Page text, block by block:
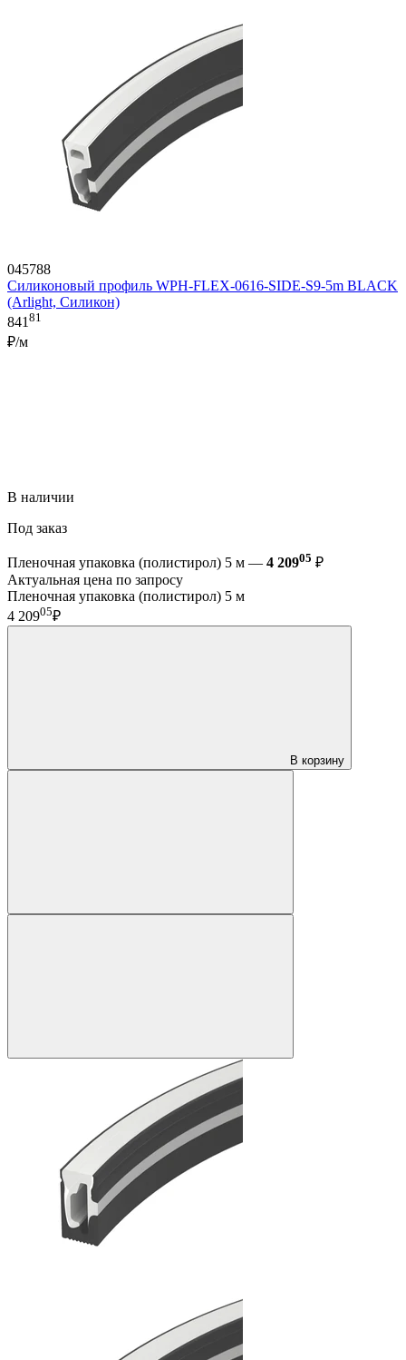
045788
Силиконовый профиль WPH-FLEX-0616-SIDE-S9-5m BLACK
(Arlight, Силикон)
84181
₽/м
В наличии
Под заказ
Пленочная упаковка (полистирол) 5 м — 4 20905 ₽
Актуальная цена по запросу
Пленочная упаковка (полистирол) 5 м
4 20905₽
В корзину